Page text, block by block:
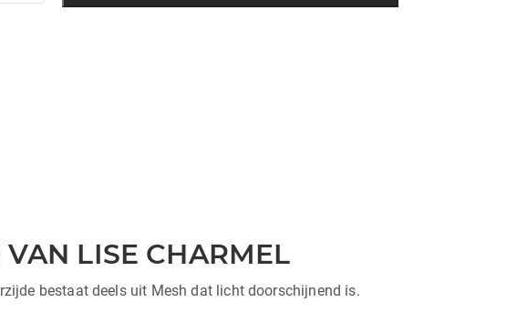
LISE CHARMEL
bestaat deels uit Mesh dat licht doorschijnend is.